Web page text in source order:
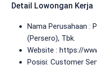
Detail Lowongan Kerja
Nama Perusahaan :
(Persero), Tbk.
Website : https://
Posisi: Customer